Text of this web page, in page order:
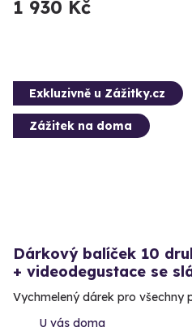
1 930 Kč
Exkluzivně u Zážitky.cz
Zážitek na doma
Dárkový balíček 10
+ videodegustace se
Vychmelený dárek pro všechny
U vás doma